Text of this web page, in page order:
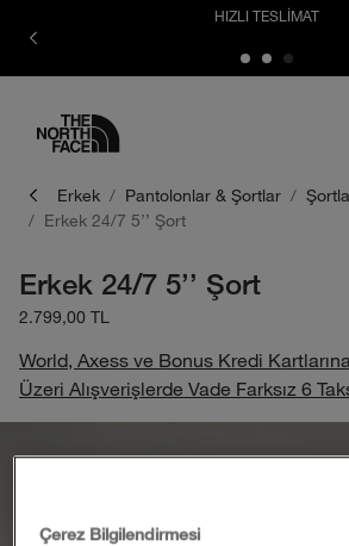
HIZLI TESLİMAT
Erkek Pantolonlar & Şortlar
Erkek 24/7 5'' Şort
Erkek 24/7 5'' Şort
2.799,00 TL
World, Axess ve Bonus Kredi
Üzeri Alışverişlerde Vade Farksız 6
Çerez Bilgilendirmesi